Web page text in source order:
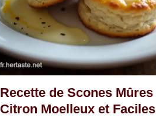
Recette de Scones Mûres
Citron Moelleux et Faciles